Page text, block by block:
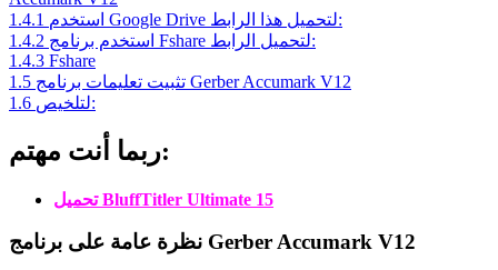
1.4.1
استخدم Google Drive لتحميل هذا الرابط:
1.4.2
استخدم برنامج Fshare لتحميل الرابط:
1.4.3 Fshare
1.5
تثبيت تعليمات برنامج Gerber Accumark V12
1.6
لتلخيص:
ربما أنت مهتم:
تحميل BluffTitler Ultimate 15
نظرة عامة على برنامج Gerber Accumark V12